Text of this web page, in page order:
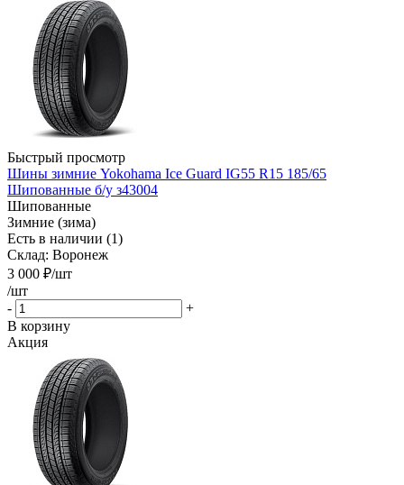
Быстрый просмотр
Шины зимние Yokohama Ice Guard IG55 R15 185/65
Шипованные б/у з43004
Шипованные
Зимние (зима)
Есть в наличии (1)
Склад: Воронеж
3 000 ₽/шт
/шт
-
+
В корзину
Акция